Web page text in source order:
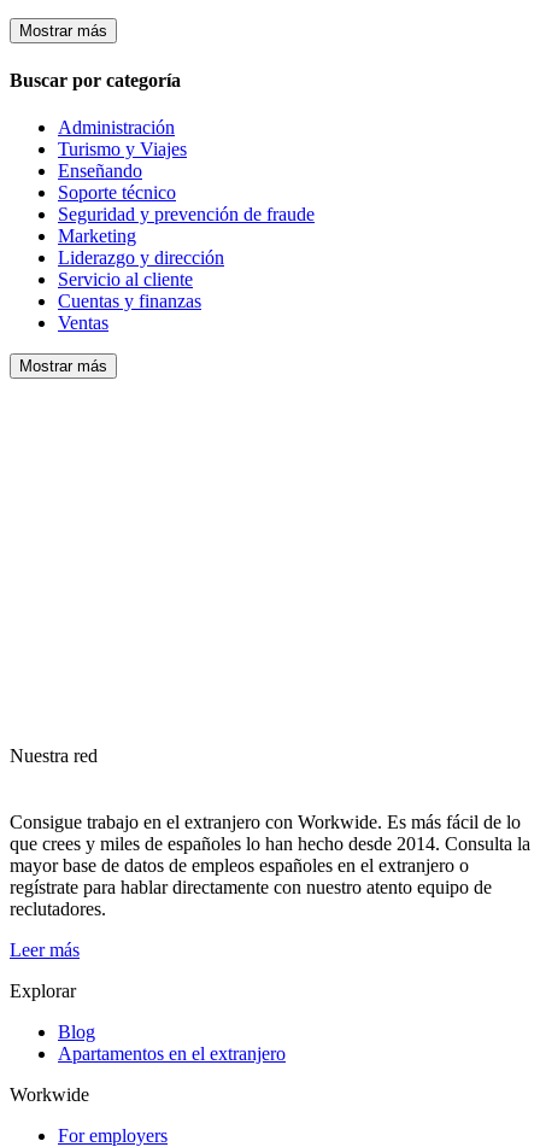
Mostrar más
Buscar por categoría
Administración
Turismo y Viajes
Enseñando
Soporte técnico
Seguridad y prevención de fraude
Marketing
Liderazgo y dirección
Servicio al cliente
Cuentas y finanzas
Ventas
Mostrar más
Nuestra red
Consigue trabajo en el extranjero con Workwide. Es más fácil de lo
que crees y miles de españoles lo han hecho desde 2014. Consulta la
mayor base de datos de empleos españoles en el extranjero o
regístrate para hablar directamente con nuestro atento equipo de
reclutadores.
Leer más
Explorar
Blog
Apartamentos en el extranjero
Workwide
For employers